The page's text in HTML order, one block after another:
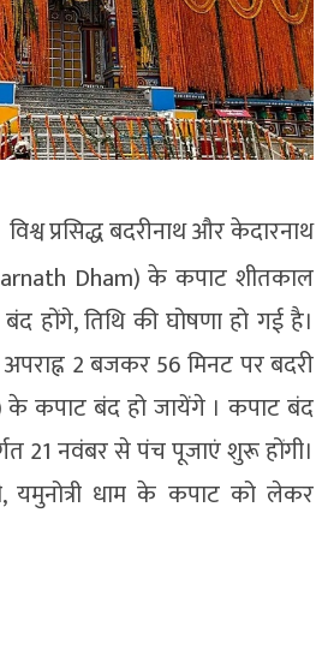
विश्व प्रसिद्ध बदरीनाथ और केदारनाथ
Dham) के कपाट शीतकाल
होंगे, तिथि की घोषणा हो गई है।
2 बजकर 56 मिनट पर बदरी
के कपाट बंद हो जायेंगे । कपाट बंद
21 नवंबर से पंच पूजाएं शुरू होंगी।
यमुनोत्री धाम के कपाट को लेकर